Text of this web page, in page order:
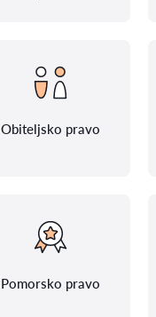
Obiteljsko pravo
Pomorsko pravo